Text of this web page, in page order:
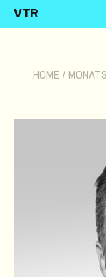
VTR
HOME /